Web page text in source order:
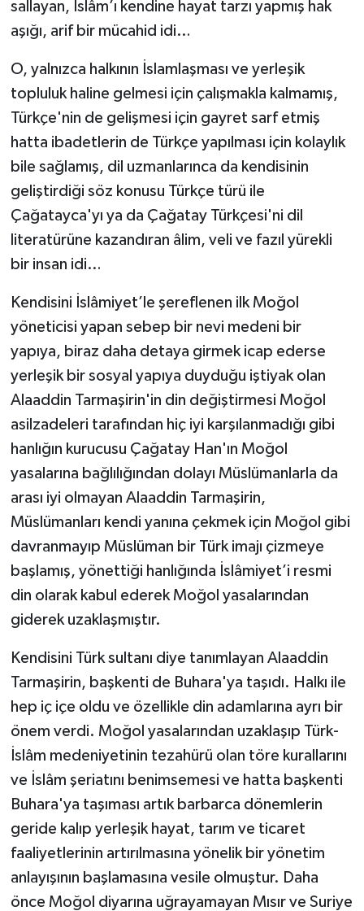
sallayan, İslâm’ı kendine hayat tarzı yapmış hak
aşığı, arif bir mücahid idi…
O, yalnızca halkının İslamlaşması ve yerleşik
topluluk haline gelmesi için çalışmakla kalmamış,
Türkçe'nin de gelişmesi için gayret sarf etmiş
hatta ibadetlerin de Türkçe yapılması için kolaylık
bile sağlamış, dil uzmanlarınca da kendisinin
geliştirdiği söz konusu Türkçe türü ile
Çağatayca'yı ya da Çağatay Türkçesi'ni dil
literatürüne kazandıran âlim, veli ve fazıl yürekli
bir insan idi…
Kendisini İslâmiyet’le şereflenen ilk Moğol
yöneticisi yapan sebep bir nevi medeni bir
yapıya, biraz daha detaya girmek icap ederse
yerleşik bir sosyal yapıya duyduğu iştiyak olan
Alaaddin Tarmaşirin'in din değiştirmesi Moğol
asilzadeleri tarafından hiç iyi karşılanmadığı gibi
hanlığın kurucusu Çağatay Han'ın Moğol
yasalarına bağlılığından dolayı Müslümanlarla da
arası iyi olmayan Alaaddin Tarmaşirin,
Müslümanları kendi yanına çekmek için Moğol gibi
davranmayıp Müslüman bir Türk imajı çizmeye
başlamış, yönettiği hanlığında İslâmiyet’i resmi
din olarak kabul ederek Moğol yasalarından
giderek uzaklaşmıştır.
Kendisini Türk sultanı diye tanımlayan Alaaddin
Tarmaşirin, başkenti de Buhara'ya taşıdı. Halkı ile
hep iç içe oldu ve özellikle din adamlarına ayrı bir
önem verdi. Moğol yasalarından uzaklaşıp Türk-
İslâm medeniyetinin tezahürü olan töre kurallarını
ve İslâm şeriatını benimsemesi ve hatta başkenti
Buhara'ya taşıması artık barbarca dönemlerin
geride kalıp yerleşik hayat, tarım ve ticaret
faaliyetlerinin artırılmasına yönelik bir yönetim
anlayışının başlamasına vesile olmuştur. Daha
önce Moğol diyarına uğrayamayan Mısır ve Suriye